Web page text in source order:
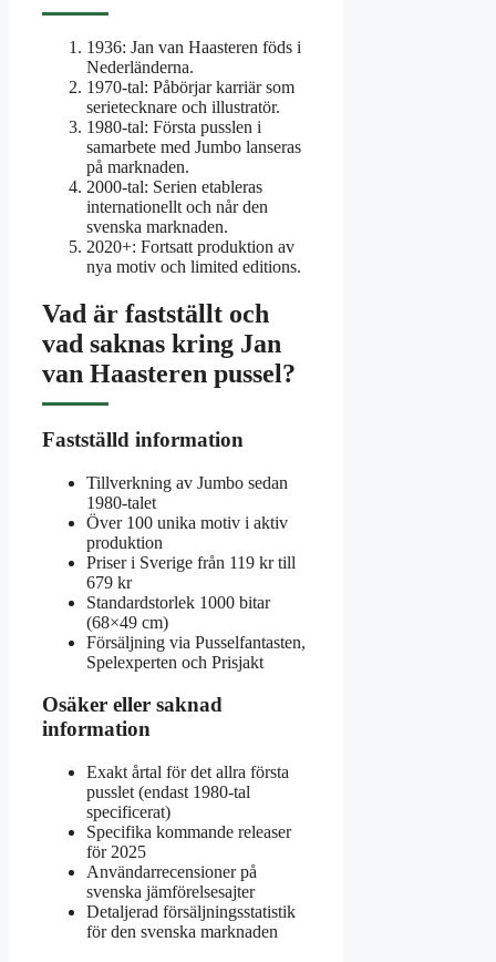
1936: Jan van Haasteren föds i
Nederländerna.
1970-tal: Påbörjar karriär som
serietecknare och illustratör.
1980-tal: Första pusslen i
samarbete med Jumbo lanseras
på marknaden.
2000-tal: Serien etableras
internationellt och når den
svenska marknaden.
2020+: Fortsatt produktion av
nya motiv och limited editions.
Vad är fastställt och
vad saknas kring Jan
van Haasteren pussel?
Fastställd information
Tillverkning av Jumbo sedan
1980-talet
Över 100 unika motiv i aktiv
produktion
Priser i Sverige från 119 kr till
679 kr
Standardstorlek 1000 bitar
(68×49 cm)
Försäljning via Pusselfantasten,
Spelexperten och Prisjakt
Osäker eller saknad
information
Exakt årtal för det allra första
pusslet (endast 1980-tal
specificerat)
Specifika kommande releaser
för 2025
Användarrecensioner på
svenska jämförelsesajter
Detaljerad försäljningsstatistik
för den svenska marknaden